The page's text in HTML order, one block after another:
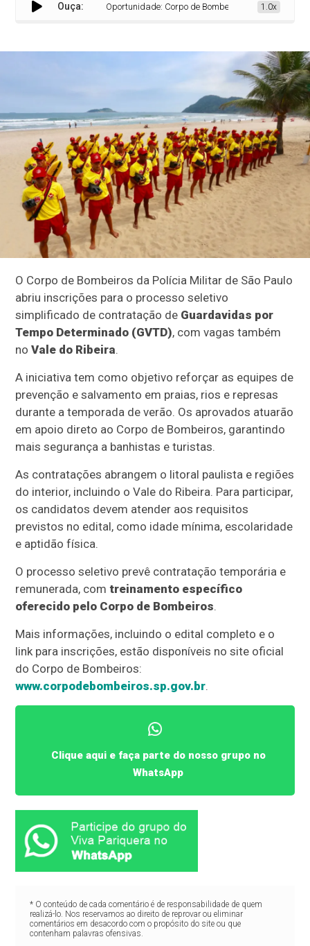
Ouça: Oportunidade: Corpo de Bombeiros abre inscrições
1.0x
O Corpo de Bombeiros da Polícia Militar de São Paulo
abriu inscrições para o processo seletivo
simplificado de contratação de Guardavidas por
Tempo Determinado (GVTD), com vagas também
noVale do Ribeira.
A iniciativa tem como objetivo reforçar as equipes de
prevenção e salvamento em praias, rios e represas
durante a temporada de verão. Os aprovados atuarão
em apoio direto ao Corpo de Bombeiros, garantindo
mais segurança a banhistas e turistas.
As contratações abrangem o litoral paulista e regiões
do interior, incluindo o Vale do Ribeira. Para participar,
os candidatos devem atender aos requisitos
previstos no edital, como idade mínima, escolaridade
e aptidão física.
O processo seletivo prevê contratação temporária e
remunerada, comtreinamento específico
oferecido pelo Corpo de Bombeiros.
Mais informações, incluindo o edital completo e o
link para inscrições, estão disponíveis no site oficial
do Corpo de Bombeiros:
www.corpodebombeiros.sp.gov.br.
Clique aqui e faça parte do nosso grupo no
WhatsApp
* O conteúdo de cada comentário é de responsabilidade de quem
realizá-lo. Nos reservamos ao direito de reprovar ou eliminar
comentários em desacordo com o propósito do site ou que
contenham palavras ofensivas.